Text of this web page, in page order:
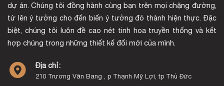
dự án. Chúng tôi đồng hành cùng bạn trên mọi chặng đường,
từ lên ý tưởng cho đến biến ý tưởng đó thành hiện thực. Đặc
biệt, chúng tôi luôn đề cao nét tinh hoa truyền thống và kết
hợp chúng trong những thiết kế đổi mới của mình.
Địa chỉ:
210 Trương Văn Bang , p Thạnh Mỹ Lợi, tp Thủ Đức